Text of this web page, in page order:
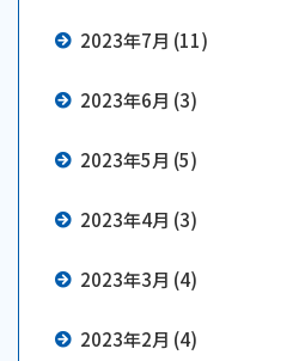
2023年7月 (11)
2023年6月 (3)
2023年5月 (5)
2023年4月 (3)
2023年3月 (4)
2023年2月 (4)